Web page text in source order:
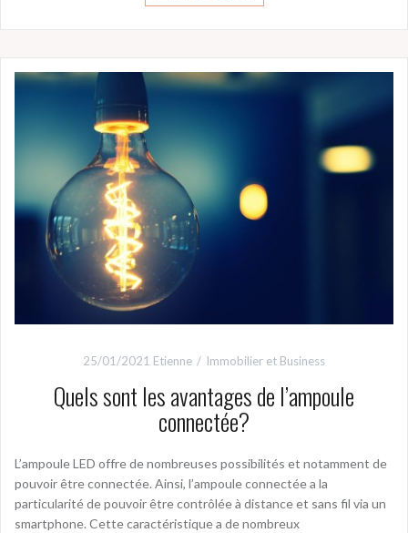
25/01/2021 Etienne Immobilier et Business
Quels sont les avantages de l’ampoule
connectée?
L’ampoule LED offre de nombreuses possibilités et notamment de
pouvoir être connectée. Ainsi, l’ampoule connectée a la
particularité de pouvoir être contrôlée à distance et sans fil via un
smartphone. Cette caractéristique a de nombreux